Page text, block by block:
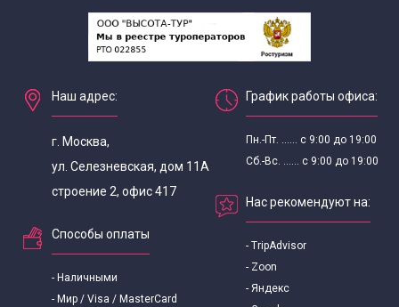
Интересные
Экскурсии для школьников 8 класса
Наш адрес:
г. Москва,
ул. Селезневская, дом 11А
строение 2, офис 417
Способы оплаты
- Наличными
- Мир / Visa / MasterCard
График работы офиса:
Пн.-Пт. ...... с 9:00 до 19:00
Сб.-Вс. ...... с 9:00 до 19:00
Нас рекомендуют на:
- TripAdvisor
- Zoon
- Яндекс